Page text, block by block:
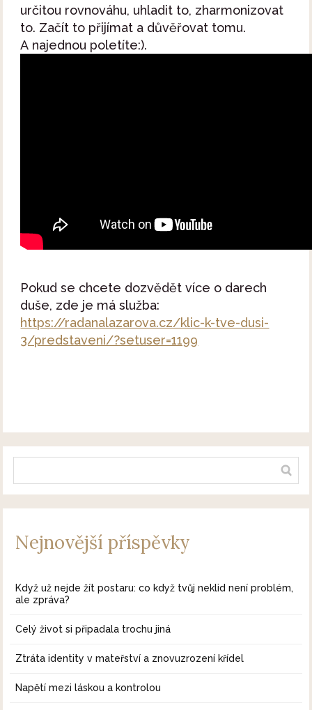
určitou rovnováhu, uhladit to, zharmonizovat
to. Začít to přijímat a důvěřovat tomu.
A najednou poletíte:).
Pokud se chcete dozvědět více o darech
duše, zde je má služba:
https://radanalazarova.cz/klic-k-tve-dusi-
3/predstaveni/?setuser=1199
Nejnovější příspěvky
Když už nejde žít postaru: co když tvůj neklid není problém,
ale zpráva?
Celý život si připadala trochu jiná
Ztráta identity v mateřství a znovuzrození křídel
Napětí mezi láskou a kontrolou